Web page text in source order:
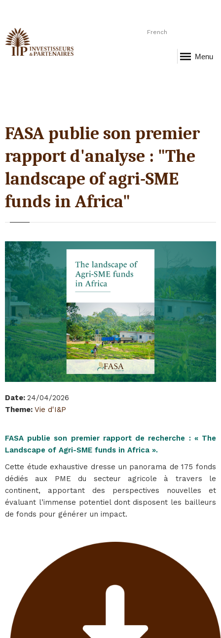
French
Menu
FASA publie son premier
rapport d'analyse : "The
landscape of agri-SME
funds in Africa"
Date: 24/04/2026
Theme: Vie d'I&P
FASA publie son premier rapport de recherche : « The
Landscape of Agri-SME funds in Africa ».
Cette étude exhaustive dresse un panorama de 175 fonds
dédiés aux PME du secteur agricole à travers le
continent, apportant des perspectives nouvelles et
évaluant l’immense potentiel dont disposent les bailleurs
de fonds pour générer un impact.